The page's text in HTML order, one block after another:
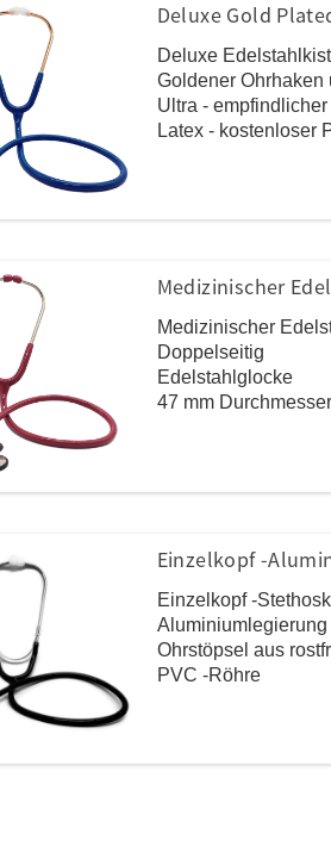
Deluxe Gold
Deluxe
Goldener Ohrhaken
Ultra -
Latex - kostenloser
Medizinischer
Medizinischer
Doppelseitig
Edelstahlglocke
47 mm
Einzelkopf -
Einzelkopf -
Aluminiumlegierung
Ohrstöpsel aus
PVC -Röhre